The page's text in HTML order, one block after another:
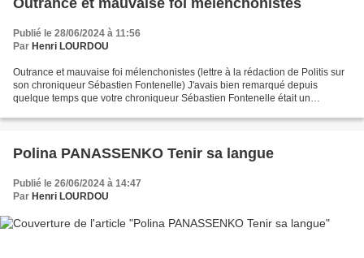
Publié le 28/06/2024 à 11:56
Par Henri LOURDOU
Outrance et mauvaise foi mélenchonistes (lettre à la rédaction de Politis sur
son chroniqueur Sébastien Fontenelle) J'avais bien remarqué depuis
quelque temps que votre chroniqueur Sébastien Fontenelle était un
Polina PANASSENKO Tenir sa langue
Publié le 26/06/2024 à 14:47
Par Henri LOURDOU